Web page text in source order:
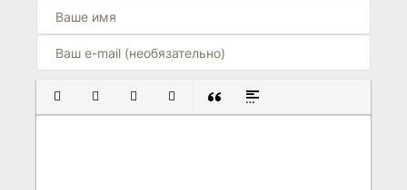
ПОЛУЖИРНЫЙ
КУРСИВПОДЧЕРКНУТЫЙ
ЗАЧЕРКНУТЫЙ
ВСТАВКА ЦИТАТЫ
ВСТАВКА СПОЙЛЕРА